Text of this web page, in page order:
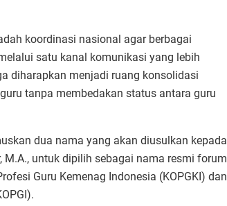
koordinasi nasional agar berbagai
satu kanal komunikasi yang lebih
diharapkan menjadi ruang konsolidasi
tanpa membedakan status antara guru
dua nama yang akan diusulkan kepada
M.A., untuk dipilih sebagai nama resmi forum
Guru Kemenag Indonesia (KOPGKI) dan